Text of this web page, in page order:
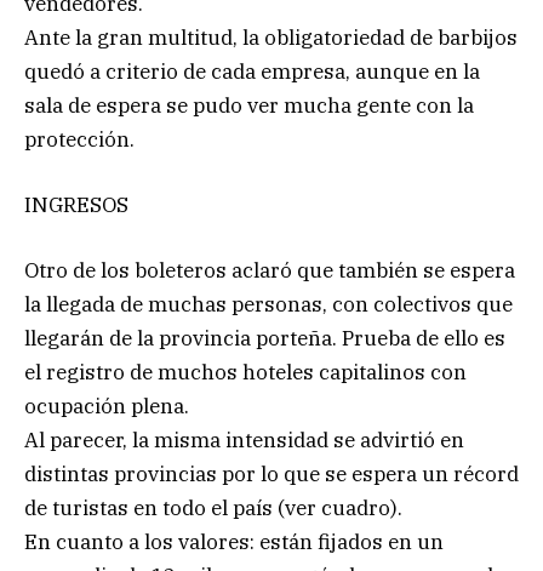
Ante la gran multitud, la obligatoriedad de barbijos
quedó a criterio de cada empresa, aunque en la
sala de espera se pudo ver mucha gente con la
protección.
INGRESOS
Otro de los boleteros aclaró que también se espera
la llegada de muchas personas, con colectivos que
llegarán de la provincia porteña. Prueba de ello es
el registro de muchos hoteles capitalinos con
ocupación plena.
Al parecer, la misma intensidad se advirtió en
distintas provincias por lo que se espera un récord
de turistas en todo el país (ver cuadro).
En cuanto a los valores: están fijados en un